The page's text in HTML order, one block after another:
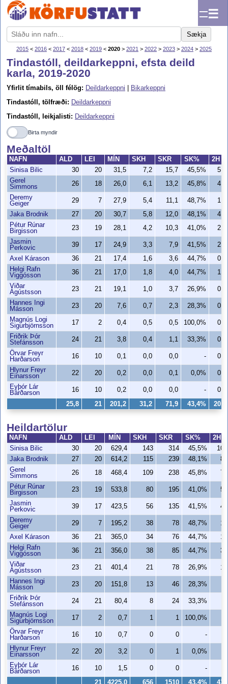
☰
Sækja
2015 < 2016 < 2017 < 2018 < 2019 < 2020 > 2021 > 2022 > 2023 > 2024 > 2025
Tindastóll, deildarkeppni, efsta deild
karla, 2019-2020
Yfirlit tímabils, öll félög: Deildarkeppni
Bikarkeppni
Tindastóll, tölfræði: Deildarkeppni
Tindastóll, leikjalisti: Deildarkeppni
Birta myndir
Heildartölur
NAFN ALD LEI MÍN SKH SKR SK%
2H
Sinisa Bilic
30 20 629,4 143 314 45,5%
101
Jaka Brodnik
27 20 614,2 115 239 48,1%
84
Gerel
Simmons
26 18 468,4 109 238 45,8%
Pétur Rúnar
Birgisson
23 19 533,8 80 195 41,0%
50
Jasmin
Perkovic
39 17 423,5 56 135 41,5%
41
Deremy
Geiger
29 7 195,2 38 78 48,7%
13
Axel Kárason
36 21 365,0 34 76 44,7%
12
Helgi Rafn
Viggósson
36 21 356,0 38 85 44,7%
34
Viðar
Ágústsson
23 21 401,4 21 78 26,9%
12
Hannes Ingi
Másson
23 20 151,8 13 46 28,3%
Friðrik Þór
Stefánsson
24 21 80,4 8 24 33,3%
Magnús Logi
Sigurbjörnsson
17 2 0,7 1 1 100,0%
Örvar Freyr
Harðarson
16 10 0,7 0 0 -
Hlynur Freyr
Einarsson
22 20 3,2 0 1 0,0%
Eyþór Lár
Bárðarson
16 10 1,5 0 0 -
21 4225,0 656 1510 43,4% 434
Meðaltöl
NAFN ALD LEI MÍN SKH SKR SK%
2H
Sinisa Bilic
30 20 31,5 7,2 15,7 45,5%
5,1
Gerel
Simmons
26 18 26,0 6,1 13,2 45,8%
4,3
Deremy
Geiger
29 7 27,9 5,4 11,1 48,7%
1,9
Jaka Brodnik
27 20 30,7 5,8 12,0 48,1%
4,2
Pétur Rúnar
Birgisson
23 19 28,1 4,2 10,3 41,0%
2,6
Jasmin
Perkovic
39 17 24,9 3,3 7,9 41,5%
2,4
Axel Kárason
36 21 17,4 1,6 3,6 44,7%
0,6
Helgi Rafn
Viggósson
36 21 17,0 1,8 4,0 44,7%
1,6
Viðar
Ágústsson
23 21 19,1 1,0 3,7 26,9%
0,6
Hannes Ingi
Másson
23 20 7,6 0,7 2,3 28,3%
0,2
Magnús Logi
Sigurbjörnsson
17 2 0,4 0,5 0,5 100,0%
0,0
Friðrik Þór
Stefánsson
24 21 3,8 0,4 1,1 33,3%
0,3
Örvar Freyr
Harðarson
16 10 0,1 0,0 0,0 -
0,0
Hlynur Freyr
Einarsson
22 20 0,2 0,0 0,1 0,0%
0,0
Eyþór Lár
Bárðarson
16 10 0,2 0,0 0,0 - 0,0
25,8 21 201,2 31,2 71,9 43,4% 20,7